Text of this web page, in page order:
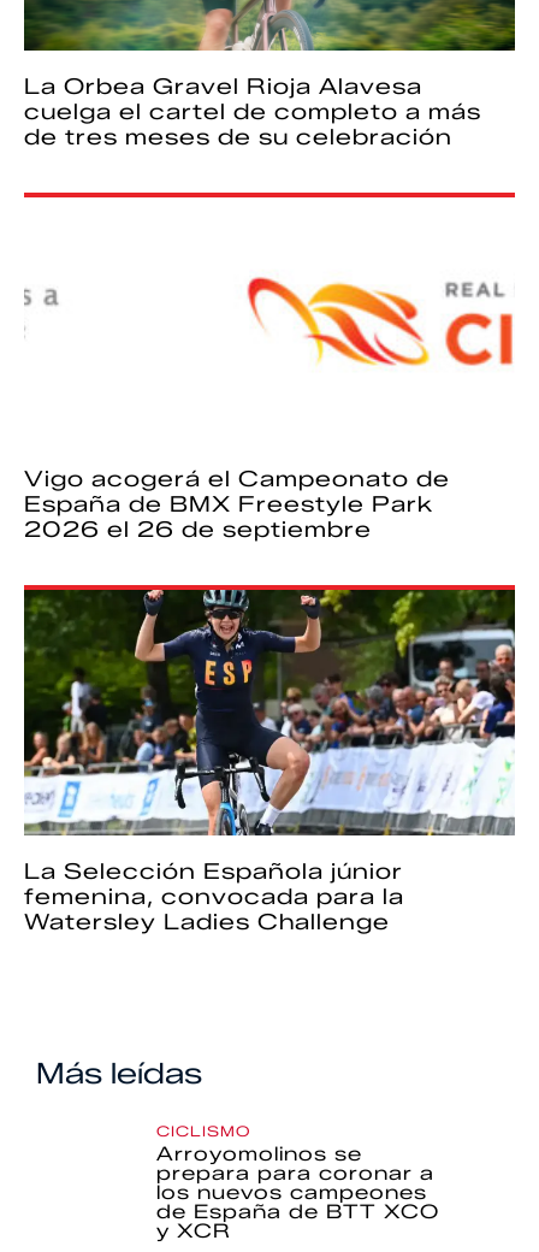
La Orbea Gravel Rioja Alavesa
cuelga el cartel de completo a más
de tres meses de su celebración
Vigo acogerá el Campeonato de
España de BMX Freestyle Park
2026 el 26 de septiembre
La Selección Española júnior
femenina, convocada para la
Watersley Ladies Challenge
Más leídas
CICLISMO
Arroyomolinos se
prepara para coronar a
los nuevos campeones
de España de BTT XCO
y XCR